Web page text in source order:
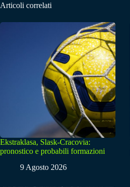
Articoli correlati
Ekstraklasa, Slask-Cracovia:
pronostico e probabili formazioni
9 Agosto 2026